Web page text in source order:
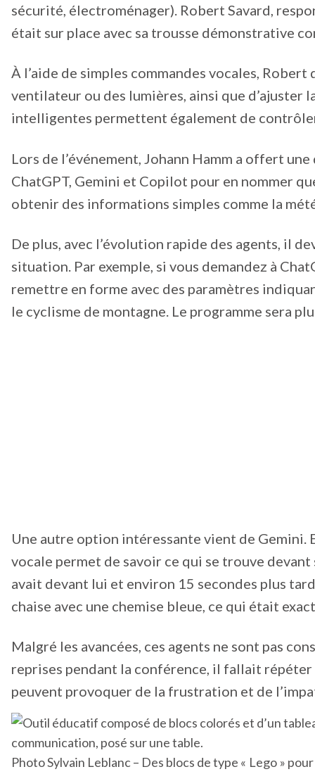
sécurité, électroménager). Robert Savard,
était sur place avec sa trousse démonstrative
À l’aide de simples commandes vocales,
ventilateur ou des lumières, ainsi que
intelligentes permettent également de
Lors de l’événement, Johann Hamm a offert
ChatGPT, Gemini et Copilot pour en nommer
obtenir des informations simples comme la
De plus, avec l’évolution rapide des agents, il
situation. Par exemple, si vous demandez à
remettre en forme avec des paramètres
le cyclisme de montagne. Le programme sera
Une autre option intéressante vient de Gemini.
vocale permet de savoir ce qui se trouve devant
avait devant lui et environ 15 secondes plus
chaise avec une chemise bleue, ce qui était
Malgré les avancées, ces agents ne sont pas
reprises pendant la conférence, il fallait
peuvent provoquer de la frustration et de
Photo Sylvain Leblanc – Des blocs de type « Lego »